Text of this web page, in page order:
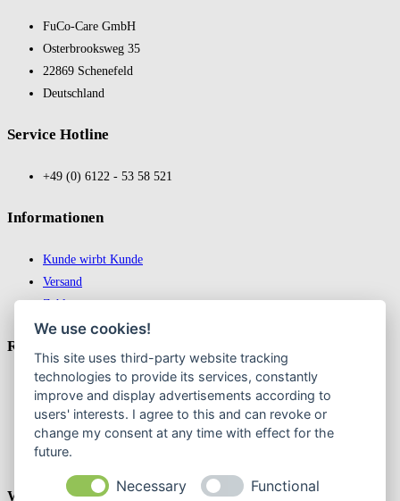
FuCo-Care GmbH
Oster­brooks­weg 35
22869 Schene­feld
Deutsch­land
Service Hotline
+49 (0) 6122 - 53 58 521
In­for­ma­tio­nen
Kunde wirbt Kunde
Versand
Zahlungsarten
Recht­liches
Impressum
Datenschutz
AGB
Widerrufsbelehrung & Widerruf erklären
Weekly Newslatter
We use cookies!
This site uses third-party website tracking
technologies to provide its services, constantly
improve and display advertisements according to
users' interests. I agree to this and can revoke or
change my consent at any time with effect for the
future.
Necessary Functional